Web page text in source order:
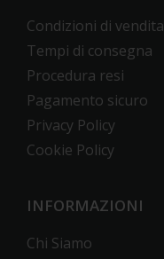
Condizioni di vendita
Tempi di consegna
Procedura resi
Pagamento sicuro
Privacy Policy
Cookie Policy
INFORMAZIONI
Chi Siamo